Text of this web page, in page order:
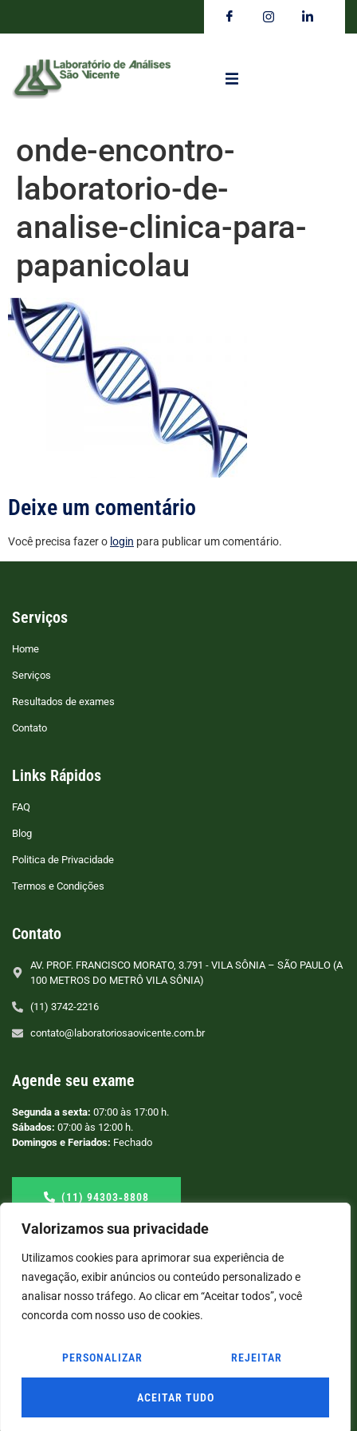
Valorizamos sua privacidade
Utilizamos cookies para aprimorar sua experiência de
navegação, exibir anúncios ou conteúdo personalizado e
analisar nosso tráfego. Ao clicar em “Aceitar todos”, você
concorda com nosso uso de cookies.
PERSONALIZAR REJEITAR
ACEITAR TUDO
onde-encontro-
laboratorio-de-
analise-clinica-para-
papanicolau
Deixe um comentário
Você precisa fazer o login para publicar um comentário.
Serviços
Home
Serviços
Resultados de exames
Contato
Links Rápidos
FAQ
Blog
Politica de Privacidade
Termos e Condições
Contato
AV. PROF. FRANCISCO MORATO, 3.791 - VILA SÔNIA – SÃO PAULO (A
100 METROS DO METRÔ VILA SÔNIA)
(11) 3742-2216
contato@laboratoriosaovicente.com.br
Agende seu exame
Segunda a sexta: 07:00 às 17:00 h.
Sábados: 07:00 às 12:00 h.
Domingos e Feriados: Fechado
(11) 94303‑8808
© COPYRIGHT2026→ LABORATÓRIO SÃO VICENTE → POR: CONEKI - SOLUÇÕES DIGITAIS |